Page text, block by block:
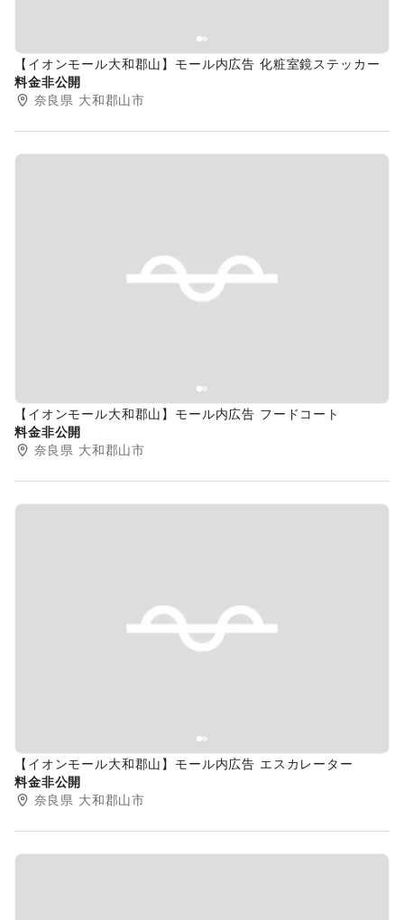
【イオンモール大和郡山】モール内広告 化粧室鏡ステッカー
料金非公開
奈良県 大和郡山市
Previous slide
【イオンモール大和郡山】モール内広告 フードコート
料金非公開
奈良県 大和郡山市
Previous slide
【イオンモール大和郡山】モール内広告 エスカレーター
料金非公開
奈良県 大和郡山市